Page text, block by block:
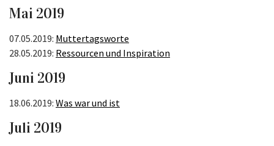
Mai 2019
07.05.2019: Muttertagsworte
28.05.2019: Ressourcen und Inspiration
Juni 2019
18.06.2019: Was war und ist
Juli 2019